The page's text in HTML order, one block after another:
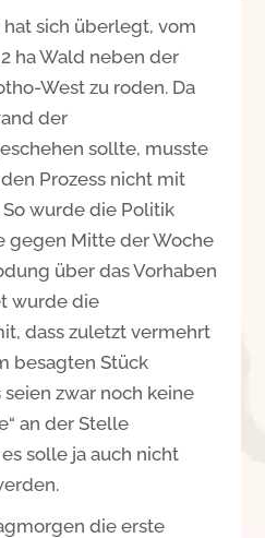
sich überlegt, vom
2 ha Wald neben der
West zu roden. Da
der
sollte, musste
Prozess nicht mit
wurde die Politik
gegen Mitte der Woche
über das Vorhaben
wurde die
dass zuletzt vermehrt
besagten Stück
zwar noch keine
an der Stelle
solle ja auch nicht
die erste